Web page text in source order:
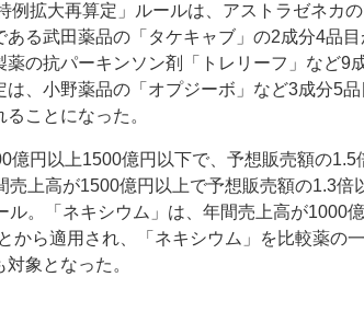
拡大再算定」ルールは、アストラゼネカの
る武田薬品の「タケキャブ」の2成分4品目
の抗パーキンソン剤「トレリーフ」など9
、小野薬品の「オプジーボ」など3成分5品
ことになった。
円以上1500億円以下で、予想販売額の1.5
売上高が1500億円以上で予想販売額の1.3倍
。「ネキシウム」は、年間売上高が1000
から適用され、「ネキシウム」を比較薬の
象となった。